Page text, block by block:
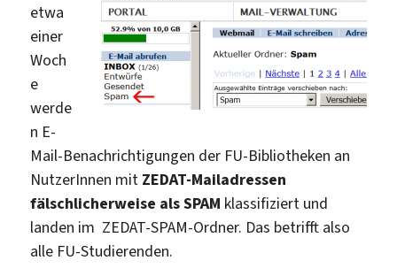
etwa
einer
Woch
e
werde
n E-
Mail-Benachrichtigungen der FU-Bibliotheken an
NutzerInnen mit ZEDAT-Mailadressen
fälschlicherweise als SPAM klassifiziert und
landen im ZEDAT-SPAM-Ordner. Das betrifft also
alle FU-Studierenden.